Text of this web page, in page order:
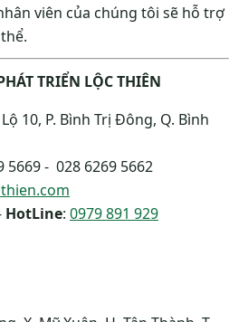
viên của chúng tôi sẽ hỗ trợ
TRIỂN LỘC THIÊN
10, P. Bình Trị Đông, Q. Bình
5669 - 028 6269 5662
HotLine: 0979 891 929